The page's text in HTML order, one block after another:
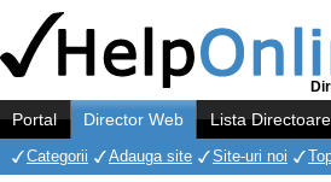
Portal Director Web Lista Directoare
Categorii Adauga site Site-uri noi